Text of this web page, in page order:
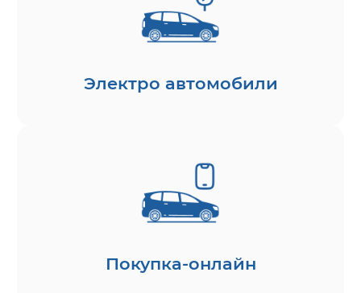
Электро автомобили
Покупка-онлайн